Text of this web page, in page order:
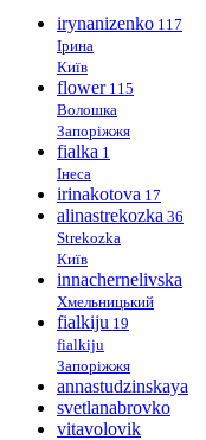
irynanizenko 117
Ірина
Київ
flower 115
Волошка
Запоріжжя
fialka 1
Інеса
irinakotova 17
alinastrekozka 36
Strekozka
Київ
innachernelivska
Хмельницький
fialkiju 19
fialkiju
Запоріжжя
annastudzinskaya
svetlanabrovko
vitavolovik